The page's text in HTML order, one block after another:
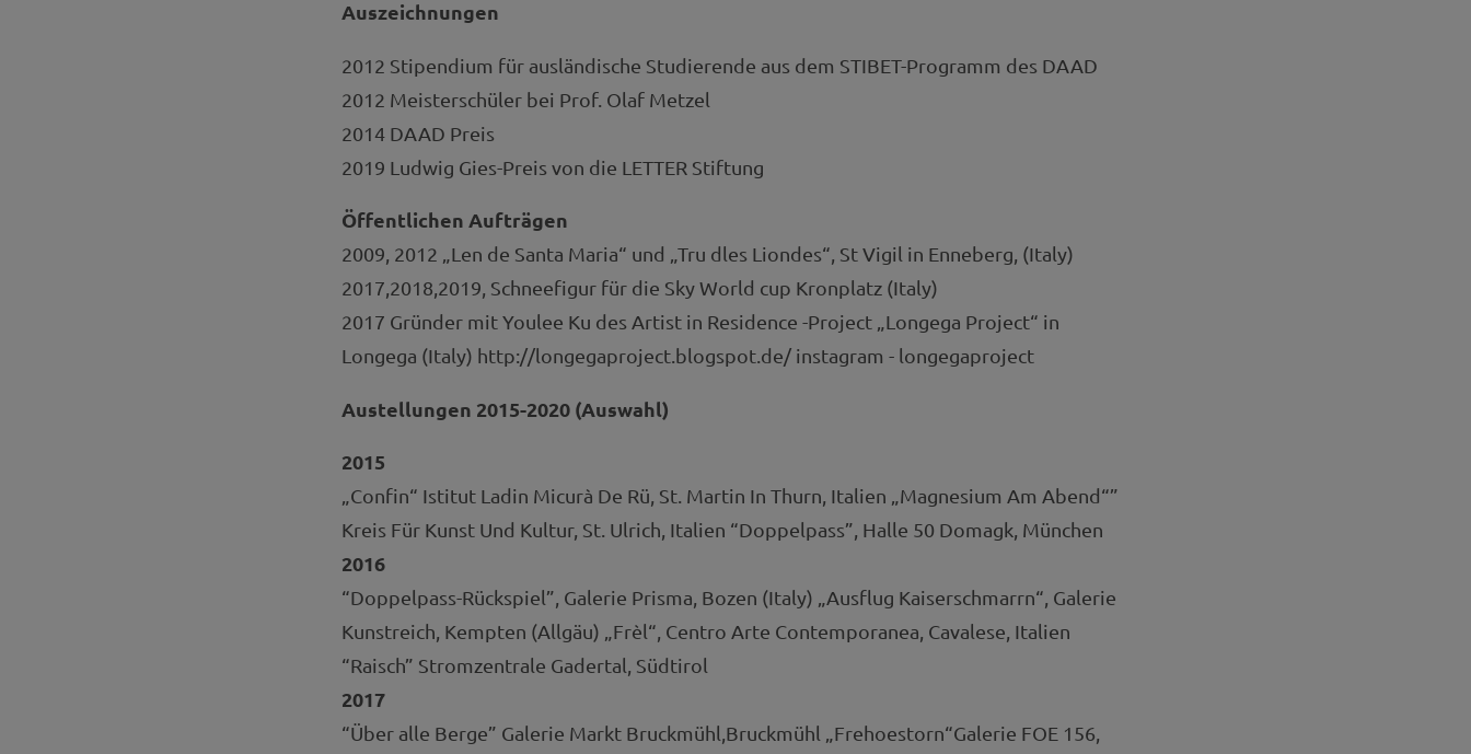
Auszeichnungen
2012 Stipendium für ausländische Studierende aus dem STIBET-Programm des DAAD
2012 Meisterschüler bei Prof. Olaf Metzel
2014 DAAD Preis
2019 Ludwig Gies-Preis von die LETTER Stiftung
Öffentlichen Aufträgen
2009, 2012 „Len de Santa Maria“ und „Tru dles Liondes“, St Vigil in Enneberg, (Italy)
2017,2018,2019, Schneefigur für die Sky World cup Kronplatz (Italy)
2017 Gründer mit Youlee Ku des Artist in Residence -Project „Longega Project“ in
Longega (Italy) http://longegaproject.blogspot.de/ instagram - longegaproject
Austellungen 2015-2020 (Auswahl)
2015
„Confin“ Istitut Ladin Micurà De Rü, St. Martin In Thurn, Italien „Magnesium Am Abend“”
Kreis Für Kunst Und Kultur, St. Ulrich, Italien “Doppelpass”, Halle 50 Domagk, München
2016
“Doppelpass-Rückspiel”, Galerie Prisma, Bozen (Italy) „Ausflug Kaiserschmarrn“, Galerie
Kunstreich, Kempten (Allgäu) „Frèl“, Centro Arte Contemporanea, Cavalese, Italien
“Raisch” Stromzentrale Gadertal, Südtirol
2017
“Über alle Berge” Galerie Markt Bruckmühl,Bruckmühl „Frehoestorn“Galerie FOE 156,